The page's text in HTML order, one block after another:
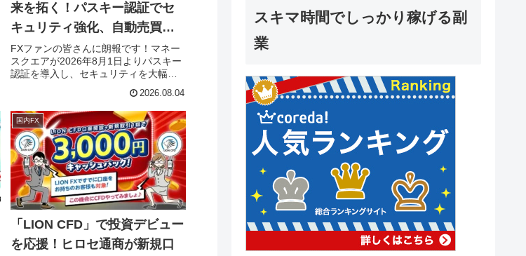
来を拓く！パスキー認証でセ
キュリティ強化、自動売買
「トラリピ」であなたの資産
形成を強力サポート！
FXファンの皆さんに朗報です！マネー
スクエアが2026年8月1日よりパスキー
認証を導入し、セキュリティを大幅に
強化しました。さらに、特許取得の自
動売買システム「トラリピ」が、忙し
いあなたの資産形成をサポートしま
す。最新の安全技術と効率的な投資戦
略で、FX取引をさらに安心して楽しめ
る情報をお届けします。
2026.08.04
国内FX
「LION CFD」で投資デビュー
を応援！ヒロセ通商が新規口
スキマ時間でしっかり稼げる副
業